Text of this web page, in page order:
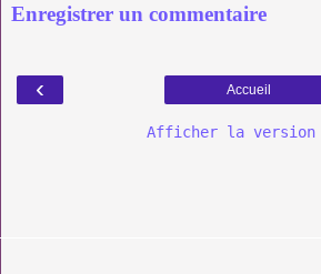
Enregistrer un commentaire
‹ Accueil
Afficher la version